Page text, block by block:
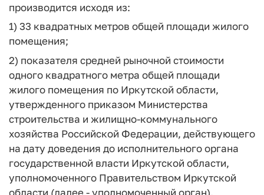
производится исходя из:
1) 33 квадратных метров общей площади жилого
помещения;
2) показателя средней рыночной стоимости
одного квадратного метра общей площади
жилого помещения по Иркутской области,
утвержденного приказом Министерства
строительства и жилищно-коммунального
хозяйства Российской Федерации, действующего
на дату доведения до исполнительного органа
государственной власти Иркутской области,
уполномоченного Правительством Иркутской
области (далее - уполномоченный орган),